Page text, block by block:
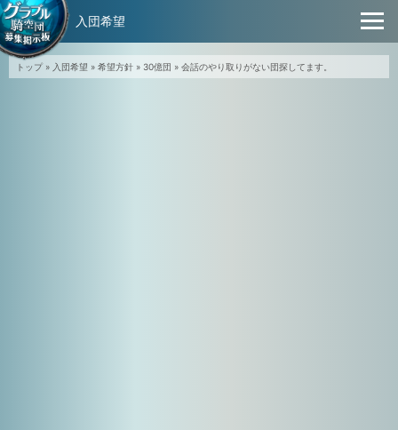
トップ» 入団希望 » 希望方針 » 30億団 » 会話のやり取りがない団探してます。
入団希望